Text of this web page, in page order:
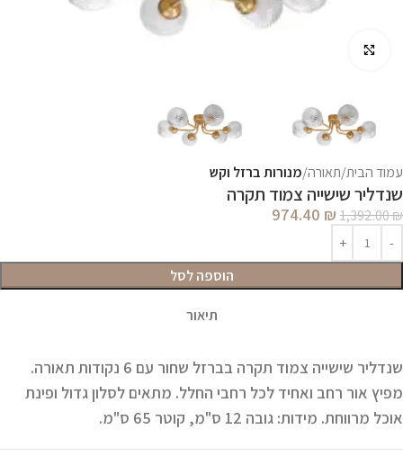
עמוד הבית תאורה מנורות ברזל וקש
שנדליר שישייה צמוד תקרה
1,392.00₪
974.40 ₪
הוספה לסל
תיאור
שנדליר שישייה צמוד תקרה בברזל שחור עם 6 נקודות תאורה.
מפיץ אור רחב ואחיד לכל רחבי החלל. מתאים לסלון גדול ופינת
אוכל מרווחת. מידות: גובה 12 ס"מ, קוטר 65 ס"מ.